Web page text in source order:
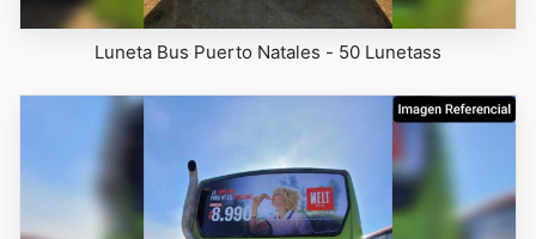
Luneta Bus Puerto Natales - 50 Lunetass